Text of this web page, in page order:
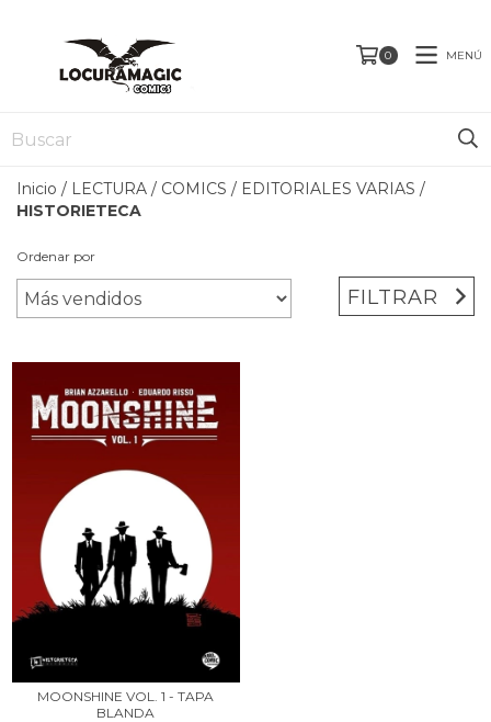
0 MENÚ
Inicio / LECTURA / COMICS / EDITORIALES VARIAS /
HISTORIETECA
Ordenar por
FILTRAR
MOONSHINE VOL. 1 - TAPA
BLANDA